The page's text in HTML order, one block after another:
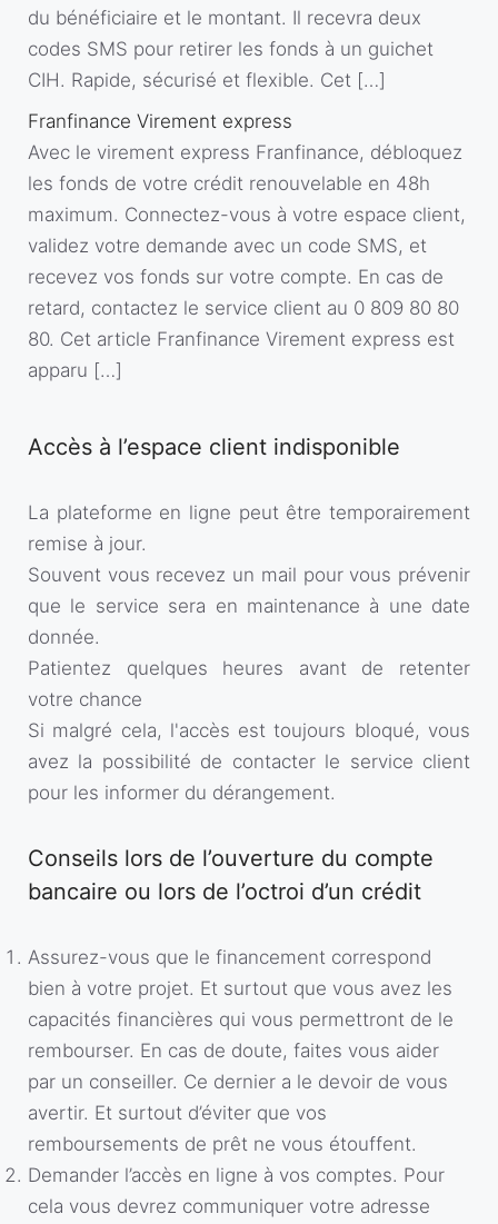
du bénéficiaire et le montant. Il recevra deux
codes SMS pour retirer les fonds à un guichet
CIH. Rapide, sécurisé et flexible. Cet […]
Franfinance Virement express
Avec le virement express Franfinance, débloquez
les fonds de votre crédit renouvelable en 48h
maximum. Connectez-vous à votre espace client,
validez votre demande avec un code SMS, et
recevez vos fonds sur votre compte. En cas de
retard, contactez le service client au 0 809 80 80
80. Cet article Franfinance Virement express est
apparu […]
Accès à l’espace client indisponible
La plateforme en ligne peut être temporairement
remise à jour.
Souvent vous recevez un mail pour vous prévenir
que le service sera en maintenance à une date
donnée.
Patientez quelques heures avant de retenter
votre chance
Si malgré cela, l'accès est toujours bloqué, vous
avez la possibilité de contacter le service client
pour les informer du dérangement.
Conseils lors de l’ouverture du compte
bancaire ou lors de l’octroi d’un crédit
Assurez-vous que le financement correspond
bien à votre projet. Et surtout que vous avez les
capacités financières qui vous permettront de le
rembourser. En cas de doute, faites vous aider
par un conseiller. Ce dernier a le devoir de vous
avertir. Et surtout d’éviter que vos
remboursements de prêt ne vous étouffent.
Demander l’accès en ligne à vos comptes. Pour
cela vous devrez communiquer votre adresse